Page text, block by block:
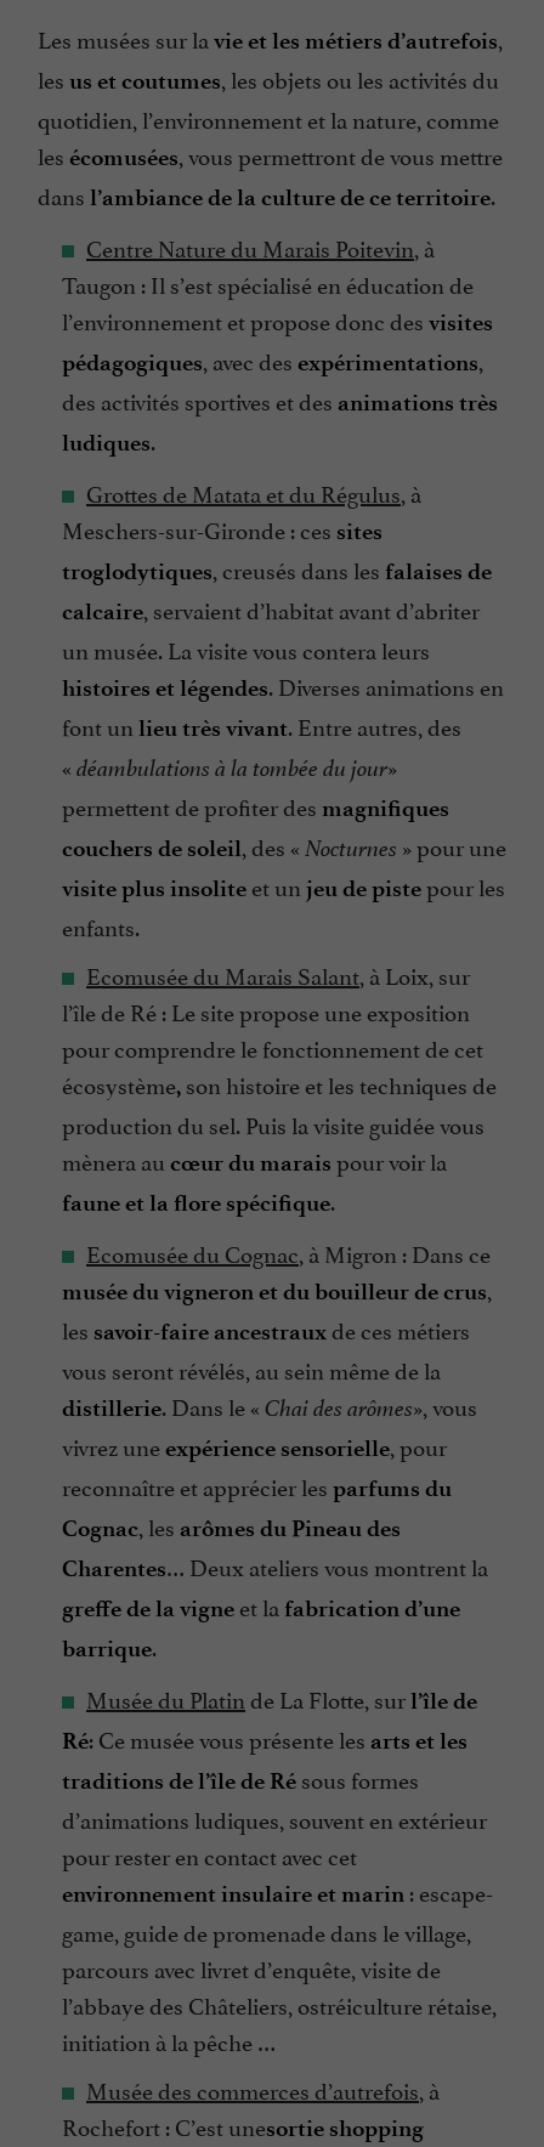
Les musées sur la vie et les métiers d’autrefois,
les us et coutumes, les objets ou les activités du
quotidien, l’environnement et la nature, comme
les écomusées, vous permettront de vous mettre
dans l’ambiance de la culture de ce territoire.
Centre Nature du Marais Poitevin, à
Taugon : Il s’est spécialisé en éducation de
l’environnement et propose donc des visites
pédagogiques, avec des expérimentations,
des activités sportives et des animations très
ludiques.
Grottes de Matata et du Régulus, à
Meschers-sur-Gironde : ces sites
troglodytiques, creusés dans les falaises de
calcaire, servaient d’habitat avant d’abriter
un musée. La visite vous contera leurs
histoires et légendes. Diverses animations en
font un lieu très vivant. Entre autres, des
« déambulations à la tombée du jour»
permettent de profiter des magnifiques
couchers de soleil, des « Nocturnes » pour une
visite plus insolite et un jeu de pistepour les
enfants.
Ecomusée du Marais Salant, à Loix, sur
l’île de Ré : Le site propose une exposition
pour comprendre le fonctionnement de cet
écosystème, son histoire et les techniques de
production du sel. Puis la visite guidée vous
mènera au cœur du marais pour voir la
faune et la flore spécifique.
Ecomusée du Cognac, à Migron : Dans ce
musée du vigneron et du bouilleur de crus,
les savoir-faire ancestrauxde ces métiers
vous seront révélés, au sein même de la
distillerie. Dans le « Chai des arômes», vous
vivrez uneexpérience sensorielle, pour
reconnaître et apprécier les parfums du
Cognac, les arômes du Pineau des
Charentes… Deux ateliers vous montrent la
greffe de la vigne et la fabrication d’une
barrique.
Musée du Platin de La Flotte, surl’île de
Ré: Ce musée vous présente les arts et les
traditions de l’île de Ré sous formes
d’animations ludiques, souvent en extérieur
pour rester en contact avec cet
environnement insulaire et marin : escape-
game, guide de promenade dans le village,
parcours avec livret d’enquête, visite de
l’abbaye des Châteliers, ostréiculture rétaise,
initiation à la pêche …
Musée des commerces d’autrefois, à
Rochefort : C’est unesortie shopping